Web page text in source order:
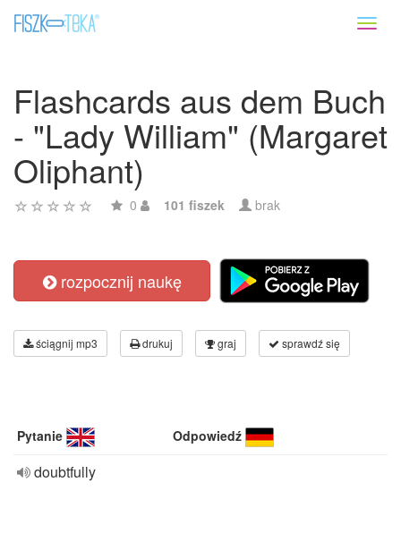
Flashcards aus dem Buch
- "Lady William" (Margaret
Oliphant)
0 101 fiszek brak
rozpocznij naukę
ściągnij mp3 drukuj graj sprawdź się
Pytanie Odpowiedź
doubtfully